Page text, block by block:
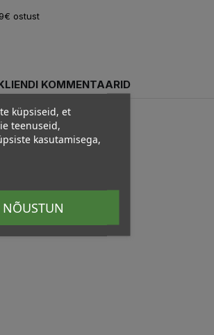
ostust
KOMMENTAARID
küpsiseid, et
teenuseid,
kasutamisega,
NÕUSTUN